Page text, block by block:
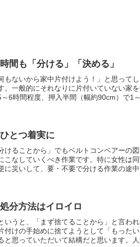
間も「分ける」「決める」
もないから家中片付けよう！」と思って
。一般的にそれなりに片付いていない家
6時間程度、押入半間（幅約90cm）で1
とつ着実に
けることから」でもベルトコンベアーの
こなしていくべき作業です。特に女性は
に災いして、要・不要で分ける作業の途
分方法はイロイロ
いうと、「まず捨てることから」と言わ
付けの手始めに捨てようとして「もった
と思っていただいて結構だと思います。人